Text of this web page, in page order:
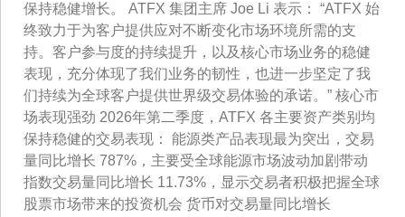
保持稳健增长。 ATFX 集团主席 Joe Li 表示： “ATFX 始
终致力于为客户提供应对不断变化市场环境所需的支
持。客户参与度的持续提升，以及核心市场业务的稳健
表现，充分体现了我们业务的韧性，也进一步坚定了我
们持续为全球客户提供世界级交易体验的承诺。” 核心市
场表现强劲 2026年第二季度，ATFX 各主要资产类别均
保持稳健的交易表现： 能源类产品表现最为突出，交易
量同比增长 787%，主要受全球能源市场波动加剧带动
指数交易量同比增长 11.73%，显示交易者积极把握全球
股票市场带来的投资机会 货币对交易量同比增长